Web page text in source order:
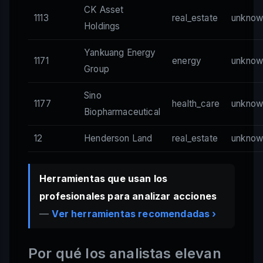
1113
CK Asset
Holdings
real_estate
1171
Yankuang Energy
Group
energy
1177
Sino
Biopharmaceutical
health_care
12 Henderson Land real_estate
Herramientas que usan los
profesionales para analizar acciones
—Ver herramientas recomendadas ›
Por qué los analistas elevan